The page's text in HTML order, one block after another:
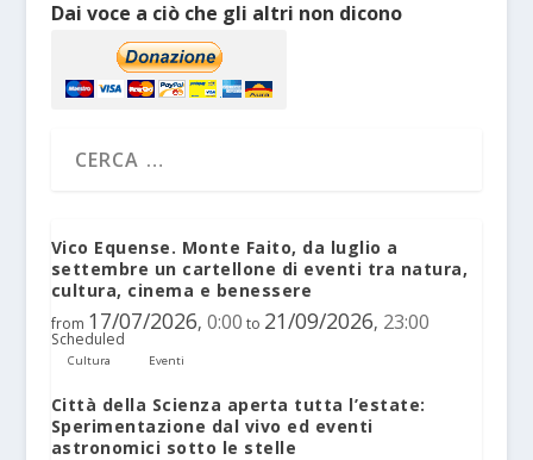
Dai voce a ciò che gli altri non dicono
Vico Equense. Monte Faito, da luglio a
settembre un cartellone di eventi tra natura,
cultura, cinema e benessere
from 17/07/2026, 0:00 to 21/09/2026, 23:00
Scheduled
Cultura Eventi
Città della Scienza aperta tutta l’estate:
Sperimentazione dal vivo ed eventi
astronomici sotto le stelle